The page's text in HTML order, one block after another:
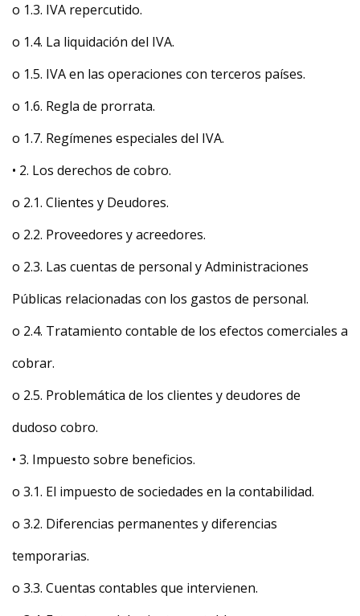
o 1.3. IVA repercutido.
o 1.4. La liquidación del IVA.
o 1.5. IVA en las operaciones con terceros países.
o 1.6. Regla de prorrata.
o 1.7. Regímenes especiales del IVA.
• 2. Los derechos de cobro.
o 2.1. Clientes y Deudores.
o 2.2. Proveedores y acreedores.
o 2.3. Las cuentas de personal y Administraciones
Públicas relacionadas con los gastos de personal.
o 2.4. Tratamiento contable de los efectos comerciales a
cobrar.
o 2.5. Problemática de los clientes y deudores de
dudoso cobro.
• 3. Impuesto sobre beneficios.
o 3.1. El impuesto de sociedades en la contabilidad.
o 3.2. Diferencias permanentes y diferencias
temporarias.
o 3.3. Cuentas contables que intervienen.